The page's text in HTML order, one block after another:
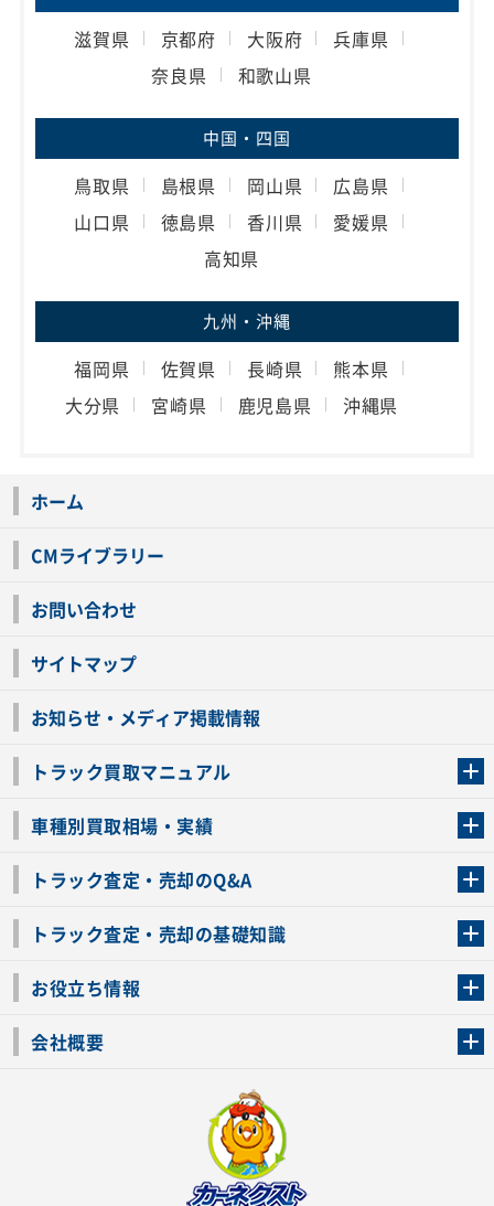
滋賀県 京都府 大阪府
兵庫県
奈良県
和歌山県
中国・四国
鳥取県 島根県 岡山県
広島県
山口県
徳島県 香川県
愛媛県
高知県
九州・沖縄
福岡県 佐賀県 長崎県
熊本県
大分県
宮崎県 鹿児島県 沖縄県
ホーム
CMライブラリー
お問い合わせ
サイトマップ
お知らせ・メディア掲載情報
トラック買取マニュアル
車種別買取相場・実績
トラック査定・売却のQ&A
トラック査定・売却の基礎知識
お役立ち情報
会社概要